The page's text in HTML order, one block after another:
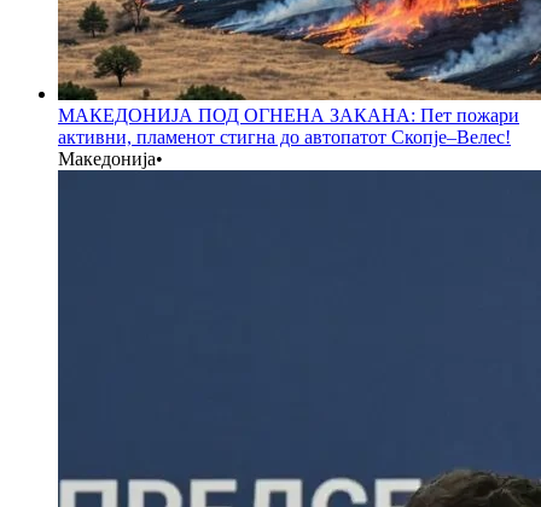
МАКЕДОНИЈА ПОД ОГНЕНА ЗАКАНА: Пет пожари
активни, пламенот стигна до автопатот Скопје–Велес!
Македонија•